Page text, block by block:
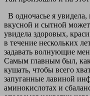
В одночасье я увидела,
вкусной и сытной
увидела здоровых,
в течение нескольких
задавать волнующие
Самым главным был,
кушать, чтобы всего
запуганные лавиной
аминокислотах и